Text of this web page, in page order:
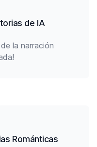
de IA
la narración
Románticas